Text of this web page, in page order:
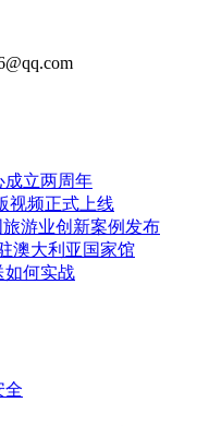
成立两周年
视频正式上线
游业创新案例发布
澳大利亚国家馆
如何实战